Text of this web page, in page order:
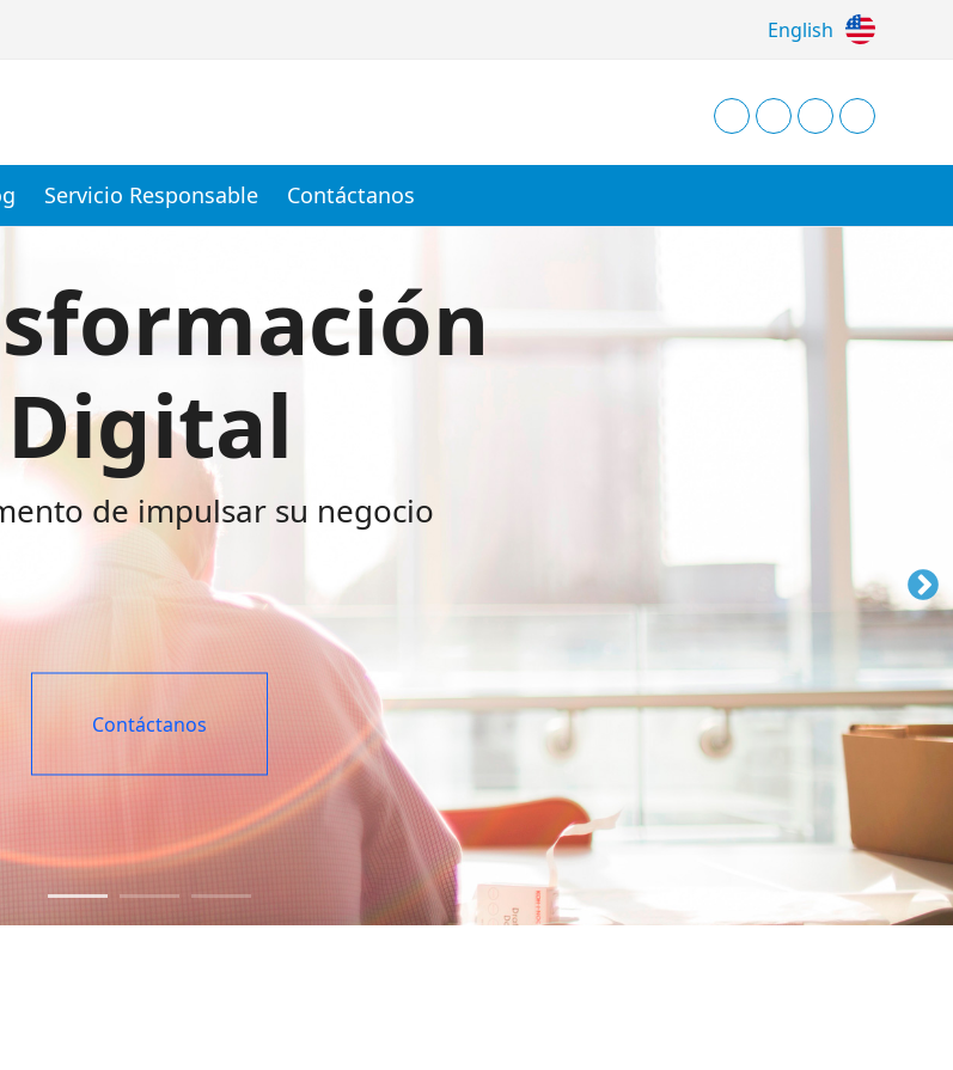
English
Servicio Responsable Contáctanos
Digital
de impulsar su negocio
Contáctanos